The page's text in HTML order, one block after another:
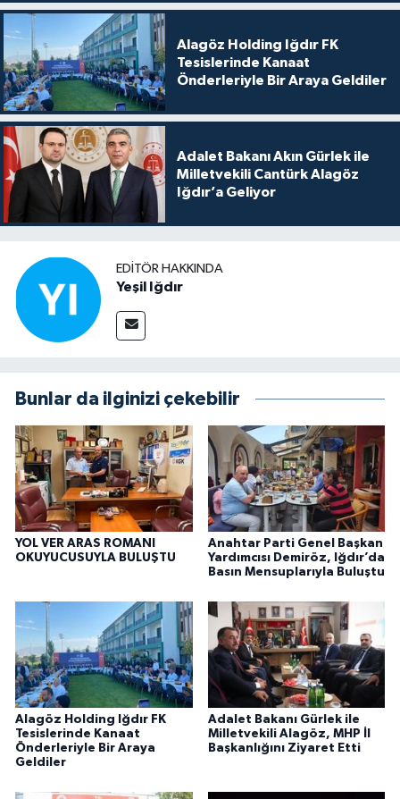
Alagöz Holding Iğdır FK
Tesislerinde Kanaat
Önderleriyle Bir Araya Geldiler
Adalet Bakanı Akın Gürlek ile
Milletvekili Cantürk Alagöz
Iğdır’a Geliyor
EDITÖR HAKKINDA
Yeşil Iğdır
Bunlar da ilginizi çekebilir
YOL VER ARAS ROMANI
OKUYUCUSUYLA BULUŞTU
Anahtar Parti Genel Başkan
Yardımcısı Demiröz, Iğdır’da
Basın Mensuplarıyla Buluştu
Alagöz Holding Iğdır FK
Tesislerinde Kanaat
Önderleriyle Bir Araya
Geldiler
Adalet Bakanı Gürlek ile
Milletvekili Alagöz, MHP İl
Başkanlığını Ziyaret Etti